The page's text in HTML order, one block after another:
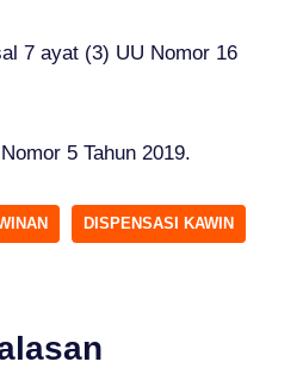
7 ayat (3) UU Nomor 16
5 Tahun 2019.
DISPENSASI KAWIN